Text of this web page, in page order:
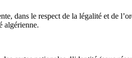
dans le respect de la légalité et de
algérienne.